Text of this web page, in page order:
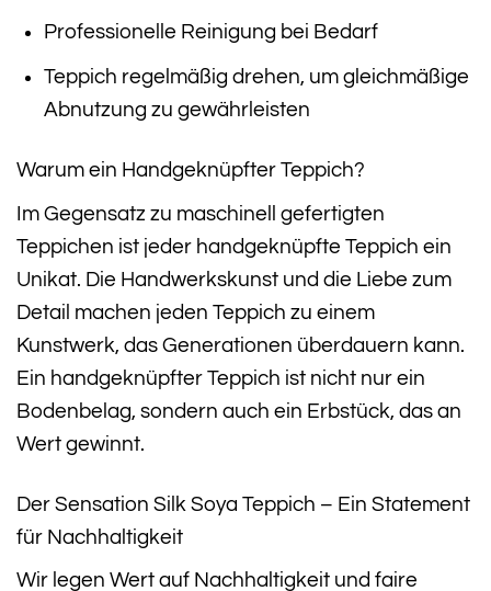
Professionelle Reinigung bei Bedarf
Teppich regelmäßig drehen, um gleichmäßige
Abnutzung zu gewährleisten
Warum ein Handgeknüpfter Teppich?
Im Gegensatz zu maschinell gefertigten
Teppichen ist jeder handgeknüpfte Teppich ein
Unikat. Die Handwerkskunst und die Liebe zum
Detail machen jeden Teppich zu einem
Kunstwerk, das Generationen überdauern kann.
Ein handgeknüpfter Teppich ist nicht nur ein
Bodenbelag, sondern auch ein Erbstück, das an
Wert gewinnt.
Der Sensation Silk Soya Teppich – Ein Statement
für Nachhaltigkeit
Wir legen Wert auf Nachhaltigkeit und faire